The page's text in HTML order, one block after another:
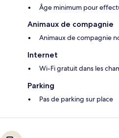
Âge minimum pour
Animaux de compagnie
Animaux de compagnie
Internet
Wi-Fi gratuit dans les
Parking
Pas de parking sur place